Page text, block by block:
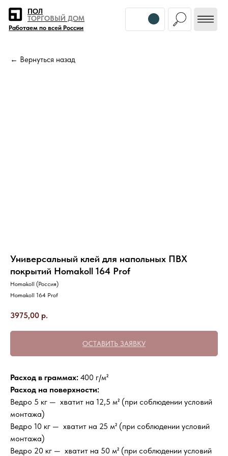
Работаем по всей России
ПОЛ
ТОРГОВЫЙ ДОМ
← Вернуться назад
Универсальный клей для напольных ПВХ
покрытий Homakoll 164 Prof
Homakoll (Россия)
Homakoll 164 Prof
3975,00 р.
ОСТАВИТЬ ЗАЯВКУ
Расход в граммах: 400 г/м²
Расход на поверхности:
Ведро 5 кг — хватит на 12,5 м² (при соблюдении условий
монтажа)
Ведро 10 кг — хватит на 25 м² (при соблюдении условий
монтажа)
Ведро 20 кг — хватит на 50 м² (при соблюдении условий